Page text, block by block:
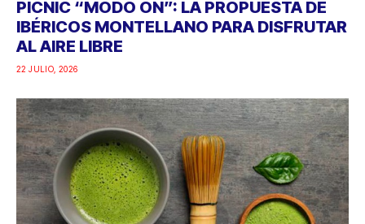
PICNIC “MODO ON”: LA PROPUESTA DE
IBÉRICOS MONTELLANO PARA DISFRUTAR
AL AIRE LIBRE
22 JULIO, 2026